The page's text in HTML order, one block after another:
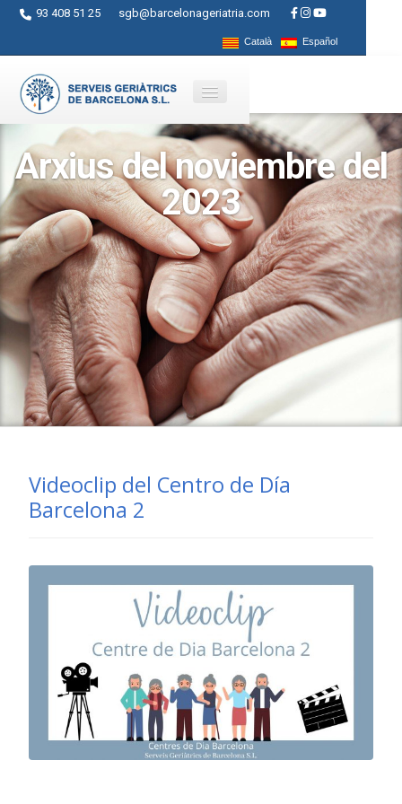
93 408 51 25 sgb@barcelonageriatria.com
Català Español
Quienes somos?
Servicios
Actividades
Centros
Ayudas
Contacto
Blog
Arxius del noviembre del
2023
Videoclip del Centro de Día
Barcelona 2